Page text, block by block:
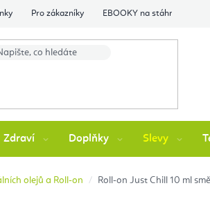
Pro zákazníky EBOOKY na stáhnutí
Zdraví Doplňky Slevy
olejů a Roll-on Roll-on Just Chill 10 ml